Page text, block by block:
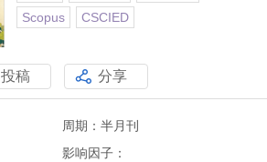
Scopus
CSCIED
投稿 分享
周期：半月刊
影响因子：